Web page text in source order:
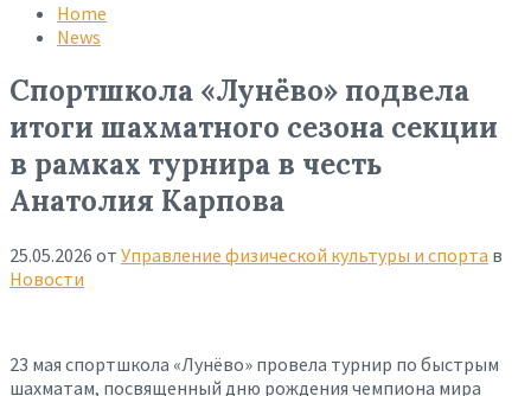
search
Home
News
Спортшкола «Лунёво» подвела
итоги шахматного сезона секции
в рамках турнира в честь
Анатолия Карпова
25.05.2026 от Управление физической культуры и спорта в
Новости
23 мая спортшкола «Лунёво» провела турнир по быстрым
шахматам, посвященный дню рождения чемпиона мира